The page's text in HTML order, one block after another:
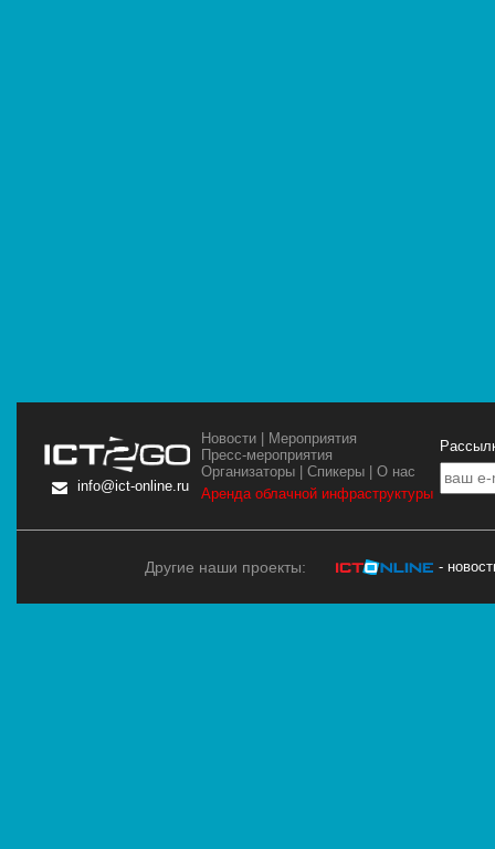
info@ict-online.ru
Новости | Мероприятия
Пресс-мероприятия
Организаторы |Спикеры |О нас
Аренда облачной инфраструктуры
Другие наши проекты: -